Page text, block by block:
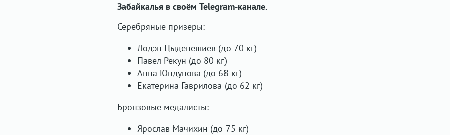
Забайкалья в своём Telegram-канале.
Серебряные призёры:
Лодэн Цыденешиев (до 70 кг)
Павел Рекун (до 80 кг)
Анна Юндунова (до 68 кг)
Екатерина Гаврилова (до 62 кг)
Бронзовые медалисты:
Ярослав Мачихин (до 75 кг)